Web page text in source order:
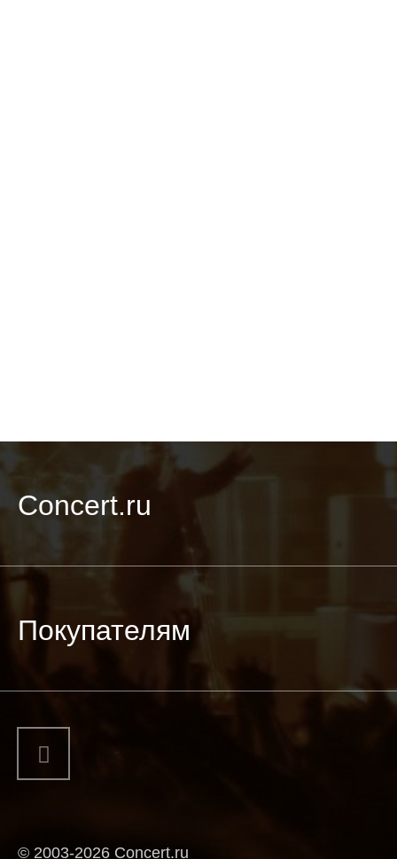
Concert.ru
Покупателям
© 2003-2026 Concert.ru